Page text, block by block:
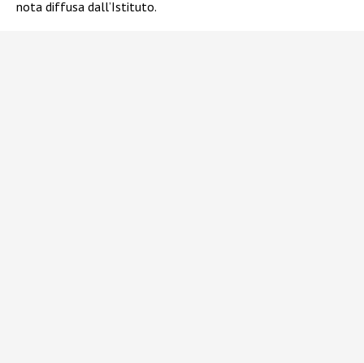
nota diffusa dall’Istituto.